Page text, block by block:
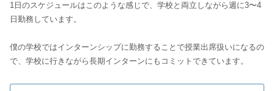
1日のスケジュールはこのような感じで、学校と両立しながら週に3〜4
日勤務しています。
僕の学校ではインターンシップに勤務することで授業出席扱いになるの
で、学校に行きながら長期インターンにもコミットできています。